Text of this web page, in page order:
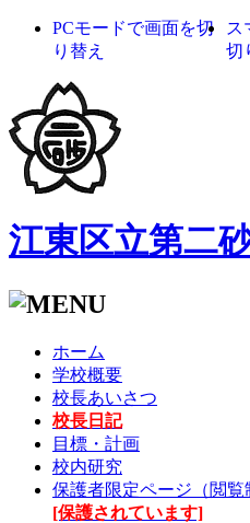
PCモードで画面を切
り替え
ス
切
江東区立第二
ホーム
学校概要
校長あいさつ
校長日記
目標・計画
校内研究
保護者限定ページ（閲覧
[保護されています]